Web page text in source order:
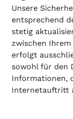
Unsere
entsprechend
stetig
zwischen
erfolgt
sowohl für den
Informationen,
Internetauftritt